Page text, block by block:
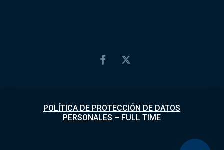
POLÍTICA DE PROTECCIÓN DE DATOS
PERSONALES – FULL TIME